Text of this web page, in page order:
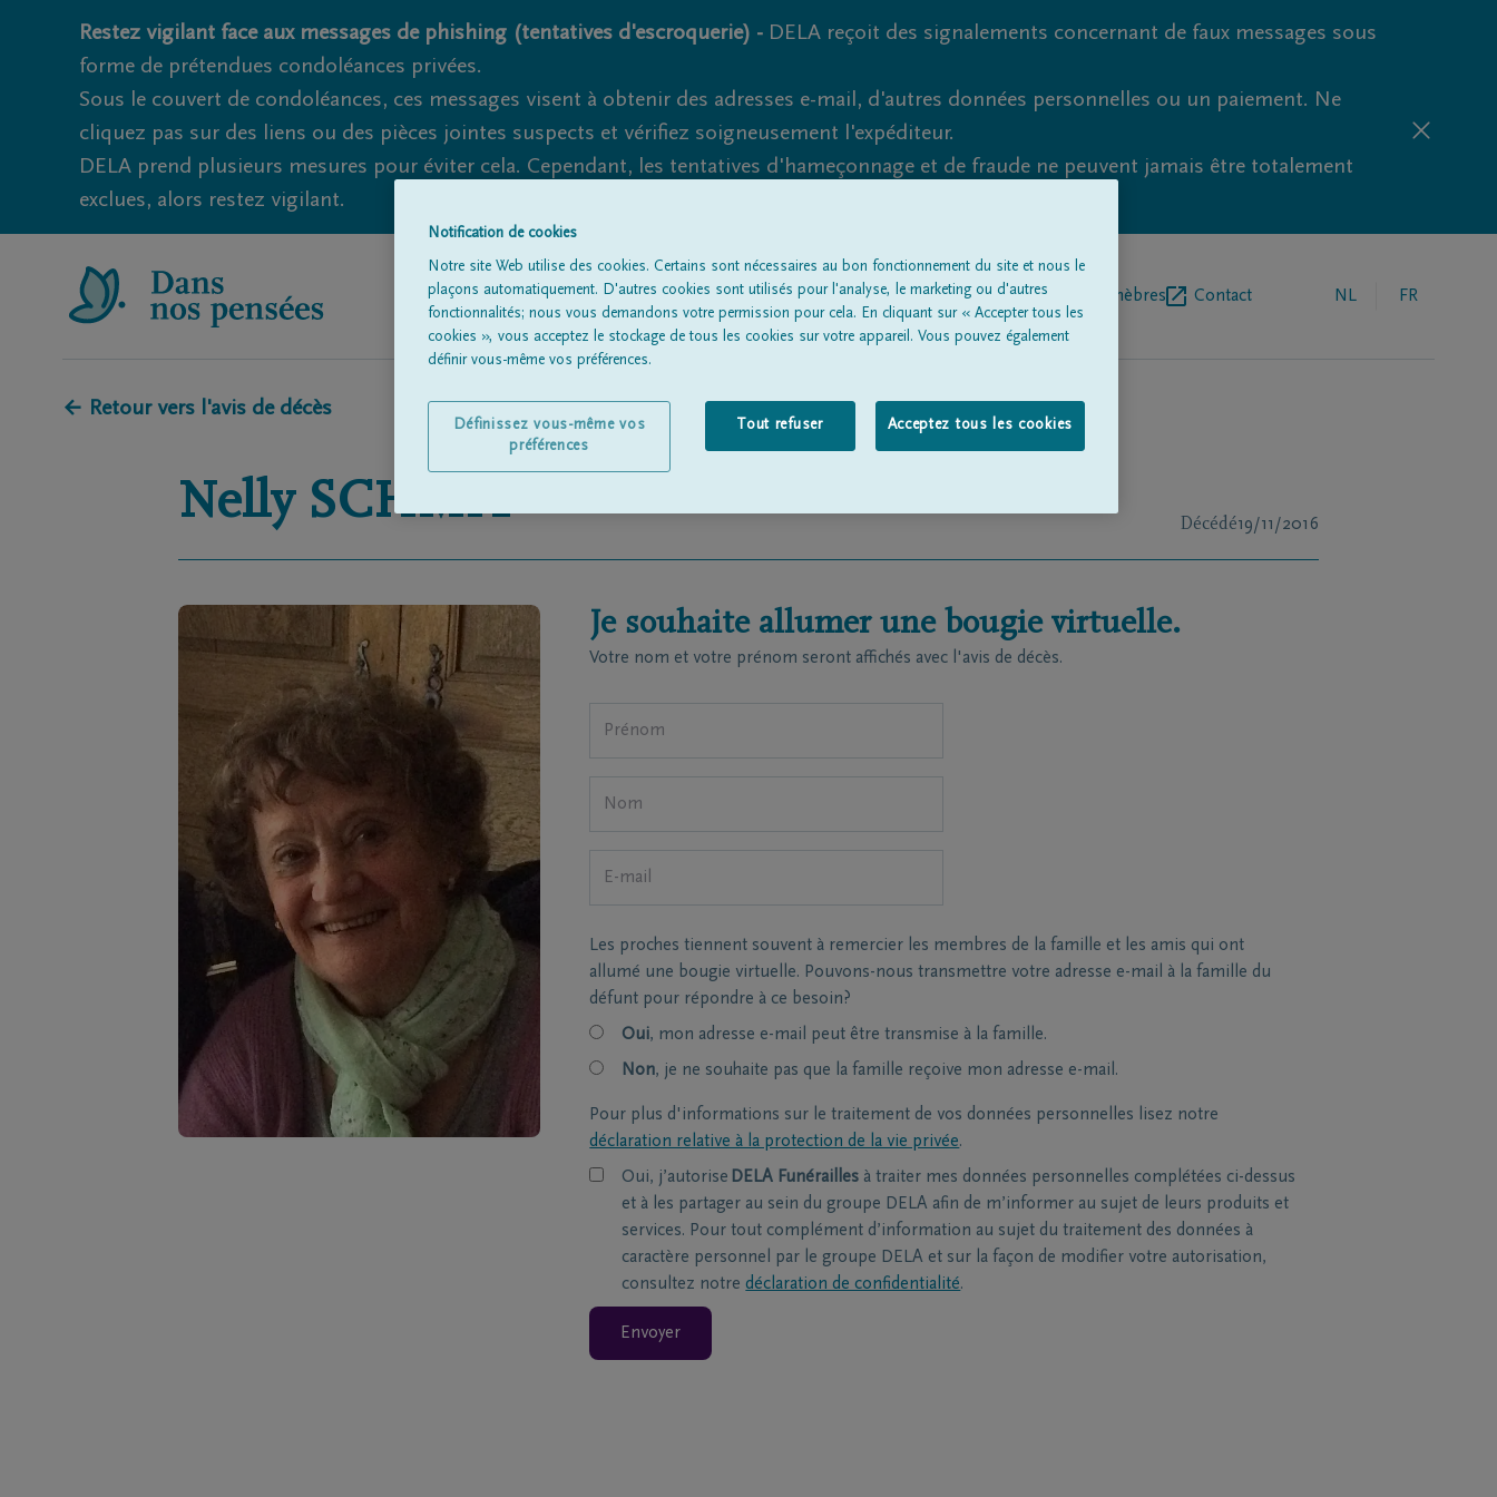
Restez vigilant face aux messages de phishing (tentatives d'escroquerie) - DELA reçoit des signalements concernant de faux messages sous
forme de prétendues condoléances privées.
Sous le couvert de condoléances, ces messages visent à obtenir des adresses e-mail, d'autres données personnelles ou un paiement. Ne
cliquez pas sur des liens ou des pièces jointes suspects et vérifiez soigneusement l'expéditeur.
DELA prend plusieurs mesures pour éviter cela. Cependant, les tentatives d'hameçonnage et de fraude ne peuvent jamais être totalement
exclues, alors restez vigilant.
Tous les avis de décèsÀ propos de nousEntrepreneur de pompes funèbres Contact NL FR
← Retour vers l'avis de décès
Nelly SCHMIT Décédé19/11/2016
Je souhaite allumer une bougie virtuelle.
Votre nom et votre prénom seront affichés avec l'avis de décès.
Les proches tiennent souvent à remercier les membres de la famille et les amis qui ont
allumé une bougie virtuelle. Pouvons-nous transmettre votre adresse e-mail à la famille du
défunt pour répondre à ce besoin?
Oui, mon adresse e-mail peut être transmise à la famille.
Non, je ne souhaite pas que la famille reçoive mon adresse e-mail.
Pour plus d'informations sur le traitement de vos données personnelles lisez notre
déclaration relative à la protection de la vie privée.
Oui, j’autorise DELA Funérailles à traiter mes données personnelles complétées ci-dessus
et à les partager au sein du groupe DELA afin de m’informer au sujet de leurs produits et
services. Pour tout complément d’information au sujet du traitement des données à
caractère personnel par le groupe DELA et sur la façon de modifier votre autorisation,
consultez notredéclaration de confidentialité.
Envoyer
Notification de cookies
Notre site Web utilise des cookies. Certains sont nécessaires au bon fonctionnement du site et nous le
plaçons automatiquement. D'autres cookies sont utilisés pour l'analyse, le marketing ou d'autres
fonctionnalités; nous vous demandons votre permission pour cela. En cliquant sur « Accepter tous les
cookies », vous acceptez le stockage de tous les cookies sur votre appareil. Vous pouvez également
définir vous-même vos préférences.
Tout refuser Acceptez tous les cookies
Définissez vous-même vos
préférences